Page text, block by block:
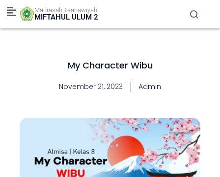
Skip
content
Madrasah Tsanawiyah
MIFTAHUL ULUM 2
My Character Wibu
November 21, 2023 Admin